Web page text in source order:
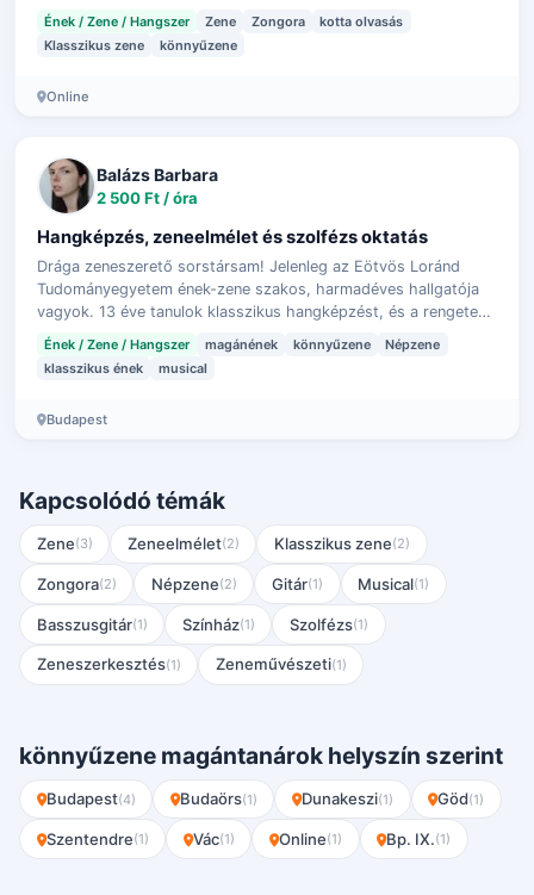
ismeretek gyako…
Ének / Zene / Hangszer Zene Zongora
kotta olvasás
Klasszikus zene
könnyűzene
Online
Balázs Barbara
2 500 Ft / óra
Hangképzés, zeneelmélet és szolfézs oktatás
Drága zeneszerető sorstársam! Jelenleg az Eötvös Loránd
Tudományegyetem ének-zene szakos, harmadéves hallgatója
vagyok. 13 éve tanulok klasszikus hangképzést, és a rengeteg
felhalmozódott tudásomat m…
Ének / Zene / Hangszer magánének könnyűzene
Népzene
klasszikus ének
musical
Budapest
Kapcsolódó témák
Zene(3) Zeneelmélet(2) Klasszikus zene(2)
Zongora(2) Népzene(2) Gitár(1) Musical(1)
Basszusgitár(1) Színház(1) Szolfézs(1)
Zeneszerkesztés(1) Zeneművészeti(1)
könnyűzene magántanárok helyszín szerint
Budapest(4) Budaörs(1) Dunakeszi(1) Göd(1)
Szentendre(1) Vác(1) Online(1) Bp. IX.(1)